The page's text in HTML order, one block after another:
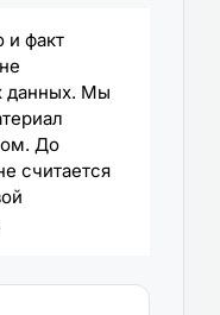
и факт
данных. Мы
До
считается